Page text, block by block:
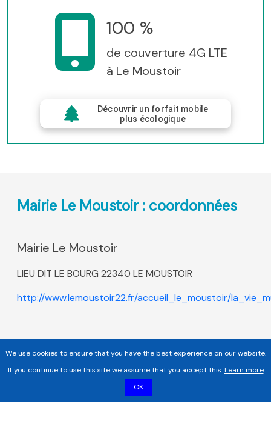
100 %
de couverture 4G LTE
à Le Moustoir
Découvrir un forfait mobile
plus écologique
Mairie Le Moustoir : coordonnées
Mairie Le Moustoir
LIEU DIT LE BOURG 22340 LE MOUSTOIR
http://www.lemoustoir22.fr/accueil_le_moustoir/
We use cookies to ensure that you have the best experience on our website.
If you continue to use this site we assume that you accept this.Learn more
OK